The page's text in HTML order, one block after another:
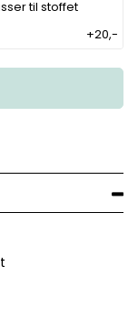
til stoffet
+20,-